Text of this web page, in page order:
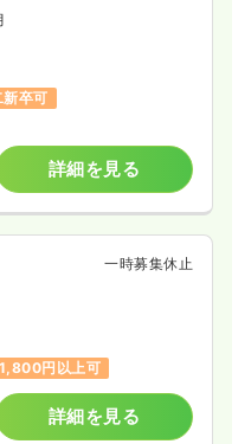
一時募集休止
詳細を見る
新卒可
詳細を見る
一時募集休止
円以上可
詳細を見る